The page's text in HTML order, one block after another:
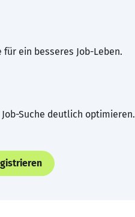
ein besseres Job-Leben.
Suche deutlich optimieren.